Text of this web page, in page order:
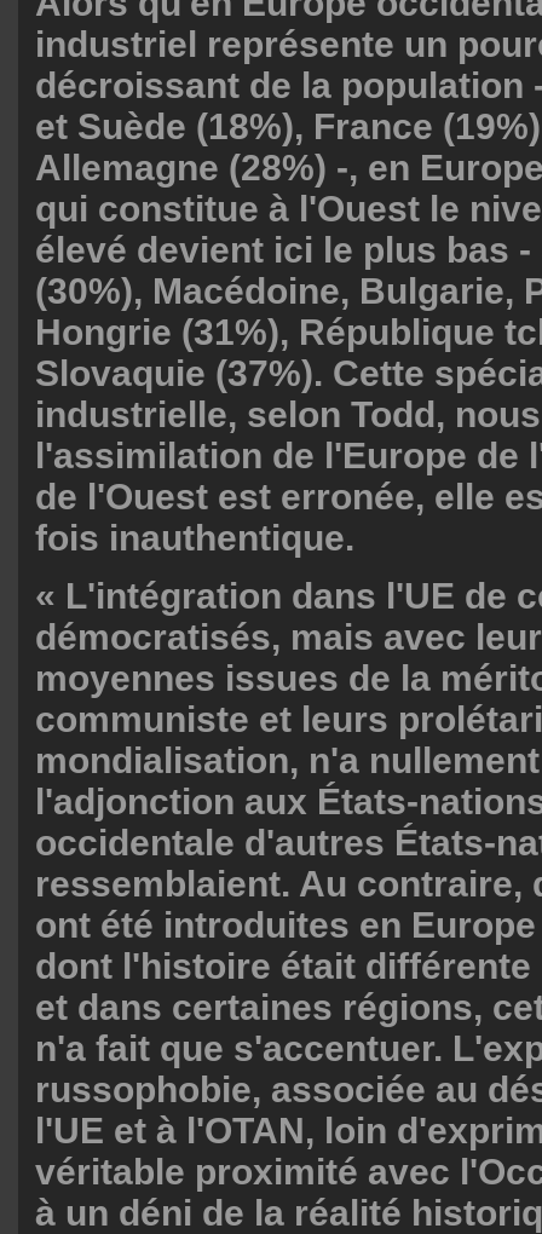
industriel représente un
décroissant de la population
et Suède (18%), France
Allemagne (28%) -, en
qui constitue à l'Ouest le
élevé devient ici le plus bas -
(30%), Macédoine, Bulgarie,
Hongrie (31%), République
Slovaquie (37%). Cette
industrielle, selon Todd,
l'assimilation de l'Europe de
de l'Ouest est erronée, elle
fois inauthentique.
« L'intégration dans l'UE de
démocratisés, mais avec
moyennes issues de la
communiste et leurs
mondialisation, n'a
l'adjonction aux États-
occidentale d'autres États-
ressemblaient. Au contraire,
ont été introduites en
dont l'histoire était différente
et dans certaines régions,
n'a fait que s'accentuer.
russophobie, associée au
l'UE et à l'OTAN, loin
véritable proximité avec
à un déni de la réalité